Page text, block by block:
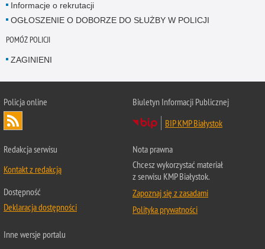
Informacje o rekrutacji
OGŁOSZENIE O DOBORZE DO SŁUŻBY W POLICJI
POMÓŻ POLICJI
ZAGINIENI
Policja online
Biuletyn Informacji Publicznej
BIP KMP Białystok
Redakcja serwisu
Kontakt z redakcją
Dostępność
Deklaracja dostępności
Nota prawna
Chcesz wykorzystać materiał
z serwisu KMP Białystok.
Zapoznaj się z zasadami
Polityka prywatności
Inne wersje portalu